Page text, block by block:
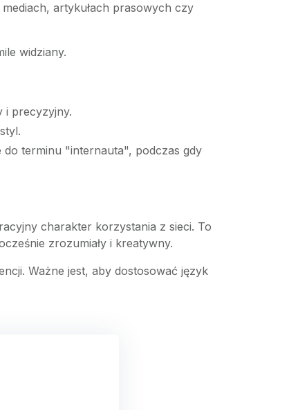
artykułach prasowych czy
widziany.
i precyzyjny.
do terminu "internauta", podczas gdy
charakter korzystania z sieci. To
zrozumiały i kreatywny.
Ważne jest, aby dostosować język